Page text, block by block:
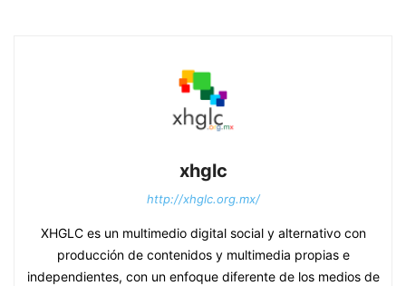
xhglc
http://xhglc.org.mx/
XHGLC es un multimedio digital social y alternativo con
producción de contenidos y multimedia propias e
independientes, con un enfoque diferente de los medios de